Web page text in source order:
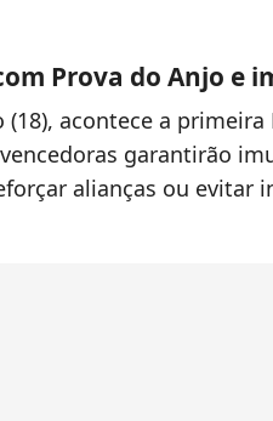
Prova do Anjo e
(18), acontece a
garantirão
alianças ou evitar